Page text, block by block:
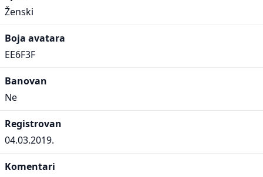
Ženski
Boja avatara
EE6F3F
Banovan
Ne
Registrovan
04.03.2019.
Komentari